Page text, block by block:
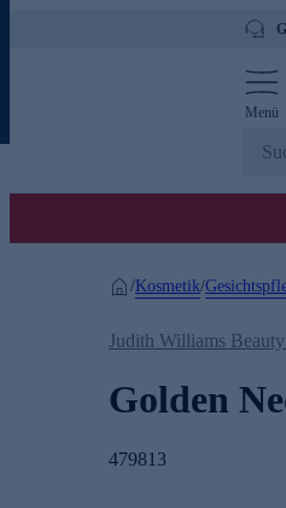
Menü
/Kosmetik/
Judith Williams
Golden
479813